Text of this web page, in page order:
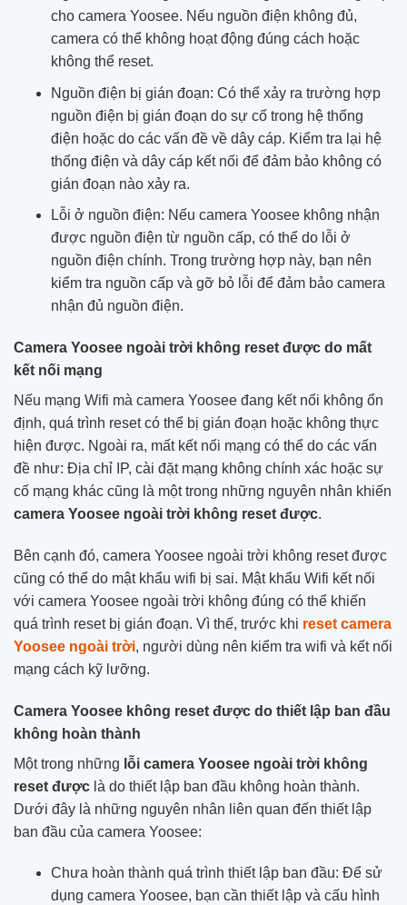
cho camera Yoosee. Nếu nguồn điện không đủ,
camera có thể không hoạt động đúng cách hoặc
không thể reset.
Nguồn điện bị gián đoạn: Có thể xảy ra trường hợp
nguồn điện bị gián đoạn do sự cố trong hệ thống
điện hoặc do các vấn đề về dây cáp. Kiểm tra lại hệ
thống điện và dây cáp kết nối để đảm bảo không có
gián đoạn nào xảy ra.
Lỗi ở nguồn điện: Nếu camera Yoosee không nhận
được nguồn điện từ nguồn cấp, có thể do lỗi ở
nguồn điện chính. Trong trường hợp này, bạn nên
kiểm tra nguồn cấp và gỡ bỏ lỗi để đảm bảo camera
nhận đủ nguồn điện.
Camera Yoosee ngoài trời không reset được do mất
kết nối mạng
Nếu mạng Wifi mà camera Yoosee đang kết nối không ổn
định, quá trình reset có thể bị gián đoạn hoặc không thực
hiện được. Ngoài ra, mất kết nối mạng có thể do các vấn
đề như: Địa chỉ IP, cài đặt mạng không chính xác hoặc sự
cố mạng khác cũng là một trong những nguyên nhân khiến
camera Yoosee ngoài trời không reset được.
Bên cạnh đó, camera Yoosee ngoài trời không reset được
cũng có thể do mật khẩu wifi bị sai. Mật khẩu Wifi kết nối
với camera Yoosee ngoài trời không đúng có thể khiến
quá trình reset bị gián đoạn. Vì thế, trước khi reset camera
Yoosee ngoài trời, người dùng nên kiểm tra wifi và kết nối
mạng cách kỹ lưỡng.
Camera Yoosee không reset được do thiết lập ban đầu
không hoàn thành
Một trong những lỗi camera Yoosee ngoài trời không
reset được là do thiết lập ban đầu không hoàn thành.
Dưới đây là những nguyên nhân liên quan đến thiết lập
ban đầu của camera Yoosee:
Chưa hoàn thành quá trình thiết lập ban đầu: Để sử
dụng camera Yoosee, bạn cần thiết lập và cấu hình